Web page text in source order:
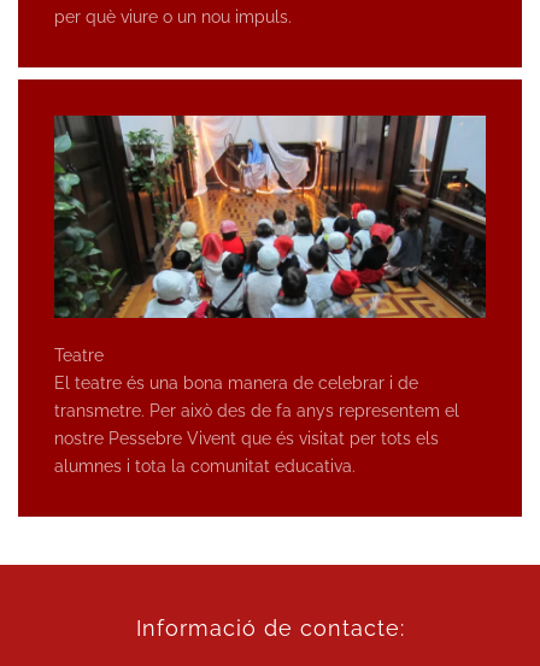
per què viure o un nou impuls.
Teatre
El teatre és una bona manera de celebrar i de
transmetre. Per això des de fa anys representem el
nostre Pessebre Vivent que és visitat per tots els
alumnes i tota la comunitat educativa.
Informació de contacte: